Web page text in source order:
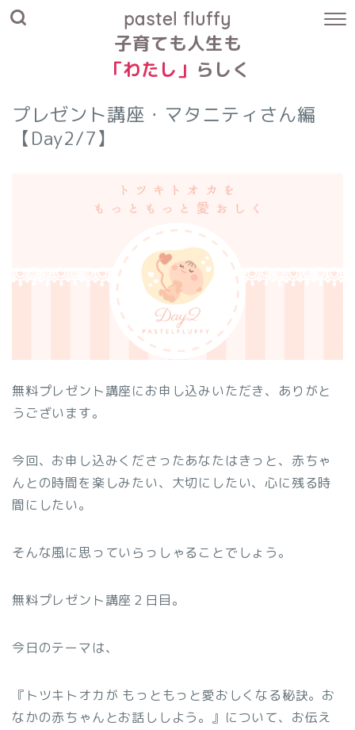
pastel fluffy
子育ても人生も
「わたし」 らしく
プレゼント講座・マタニティさん編
【Day2/7】
無料プレゼント講座にお申し込みいただき、ありがと
うございます。
今回、お申し込みくださったあなたはきっと、赤ちゃ
んとの時間を楽しみたい、大切にしたい、心に残る時
間にしたい。
そんな風に思っていらっしゃることでしょう。
無料プレゼント講座２日目。
今日のテーマは、
『トツキトオカが もっともっと愛おしくなる秘訣。お
なかの赤ちゃんとお話ししよう。』について、お伝え